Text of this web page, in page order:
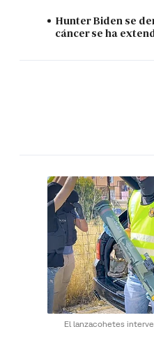
Hunter Biden se
cáncer se ha
El lanzacohetes